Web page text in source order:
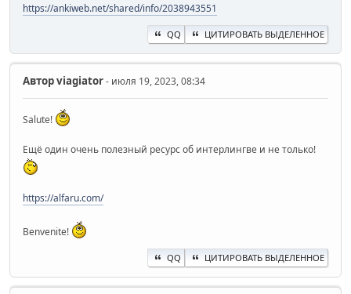
https://ankiweb.net/shared/info/2038943551
QQ ЦИТИРОВАТЬ ВЫДЕЛЕННОЕ
Авторviagiator- июля 19, 2023, 08:34
Salute!
Ещё один очень полезный ресурс об интерлингве и не только!
https://alfaru.com/
Benvenite!
QQ ЦИТИРОВАТЬ ВЫДЕЛЕННОЕ